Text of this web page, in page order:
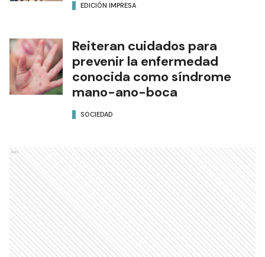
EDICIÓN IMPRESA
Reiteran cuidados para
prevenir la enfermedad
conocida como síndrome
mano-ano-boca
SOCIEDAD
Ads